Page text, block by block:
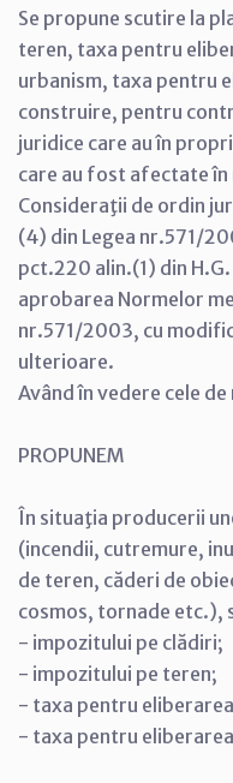
Se propune scutire la
teren, taxa pentru
urbanism, taxa pentru
construire, pentru
juridice care au în
care au fost afectate
Consideraţii de ordin
(4) din Legea nr.571/
pct.220 alin.(1) din
aprobarea Normelor
nr.571/2003, cu
ulterioare.
Având în vedere cele de
PROPUNEM
În situaţia producerii
(incendii, cutremure,
de teren, căderi de
cosmos, tornade etc.),
- impozitului pe clădiri;
- impozitului pe teren;
- taxa pentru
- taxa pentru